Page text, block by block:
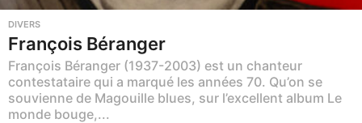
DIVERS
François Béranger
François Béranger (1937-2003) est un chanteur
contestataire qui a marqué les années 70. Qu’on se
souvienne de Magouille blues, sur l’excellent album Le
monde bouge,...